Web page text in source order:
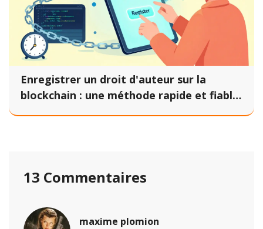
Enregistrer un droit d'auteur sur la
blockchain : une méthode rapide et fiable
13 Commentaires
maxime plomion